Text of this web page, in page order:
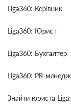
Liga360: Керівник
Liga360: Юрист
Liga360: Бухгалтер
Liga360: PR-
Знайти юриста